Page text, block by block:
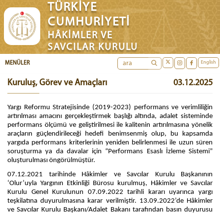
TÜRKİYE
CUMHURİYETİ
HÂKİMLER VE
SAVCILAR KURULU
English
MENÜLER
Kuruluş, Görev ve Amaçları 03.12.2025
Yargı Reformu Stratejisinde (2019-2023) performans ve verimliliğin
artırılması amacını gerçekleştirmek başlığı altında, adalet sisteminde
performans ölçümü ve geliştirilmesi ile kalitenin artırılmasına yönelik
araçların güçlendirileceği hedefi benimsenmiş olup, bu kapsamda
yargıda performans kriterlerinin yeniden belirlenmesi ile uzun süren
soruşturma ya da davalar için “Performans Esaslı İzleme Sistemi”
oluşturulması öngörülmüştür.
07.12.2021 tarihinde Hâkimler ve Savcılar Kurulu Başkanının
‘Olur’uyla Yargının Etkinliği Bürosu kurulmuş, Hâkimler ve Savcılar
Kurulu Genel Kurulunun 07.09.2022 tarihli kararı uyarınca yargı
teşkilatına duyurulmasına karar verilmiştir. 13.09.2022’de Hâkimler
ve Savcılar Kurulu Başkanı/Adalet Bakanı tarafından basın duyurusu